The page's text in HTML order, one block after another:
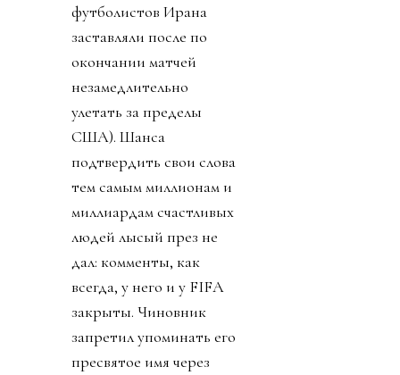
футболистов Ирана
заставляли после по
окончании матчей
незамедлительно
улетать за пределы
США). Шанса
подтвердить свои слова
тем самым миллионам и
миллиардам счастливых
людей лысый през не
дал: комменты, как
всегда, у него и у FIFA
закрыты. Чиновник
запретил упоминать его
пресвятое имя через